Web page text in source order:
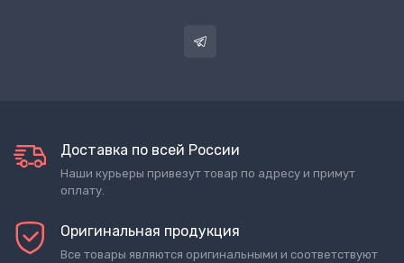
Доставка по всей России
Наши курьеры привезут товар по адресу и примут
оплату.
Оригинальная продукция
Все товары являются оригинальными и соответствуют